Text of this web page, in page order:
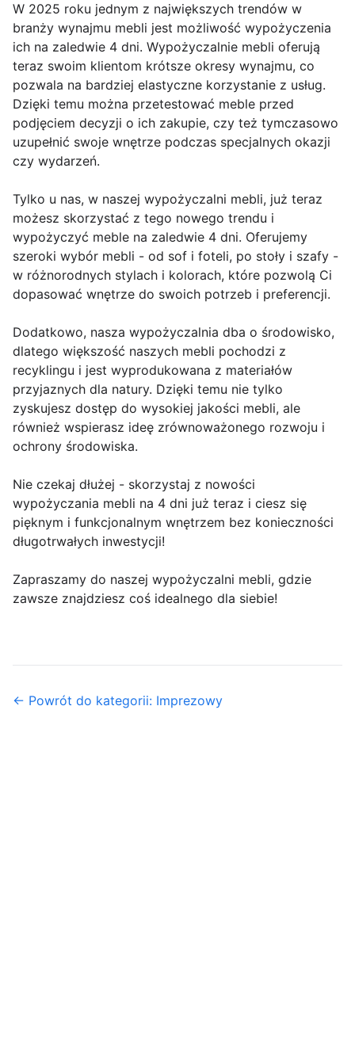
W 2025 roku jednym z największych trendów w
branży wynajmu mebli jest możliwość wypożyczenia
ich na zaledwie 4 dni. Wypożyczalnie mebli oferują
teraz swoim klientom krótsze okresy wynajmu, co
pozwala na bardziej elastyczne korzystanie z usług.
Dzięki temu można przetestować meble przed
podjęciem decyzji o ich zakupie, czy też tymczasowo
uzupełnić swoje wnętrze podczas specjalnych okazji
czy wydarzeń.
Tylko u nas, w naszej wypożyczalni mebli, już teraz
możesz skorzystać z tego nowego trendu i
wypożyczyć meble na zaledwie 4 dni. Oferujemy
szeroki wybór mebli - od sof i foteli, po stoły i szafy -
w różnorodnych stylach i kolorach, które pozwolą Ci
dopasować wnętrze do swoich potrzeb i preferencji.
Dodatkowo, nasza wypożyczalnia dba o środowisko,
dlatego większość naszych mebli pochodzi z
recyklingu i jest wyprodukowana z materiałów
przyjaznych dla natury. Dzięki temu nie tylko
zyskujesz dostęp do wysokiej jakości mebli, ale
również wspierasz ideę zrównoważonego rozwoju i
ochrony środowiska.
Nie czekaj dłużej - skorzystaj z nowości
wypożyczania mebli na 4 dni już teraz i ciesz się
pięknym i funkcjonalnym wnętrzem bez konieczności
długotrwałych inwestycji!
Zapraszamy do naszej wypożyczalni mebli, gdzie
zawsze znajdziesz coś idealnego dla siebie!
← Powrót do kategorii: Imprezowy